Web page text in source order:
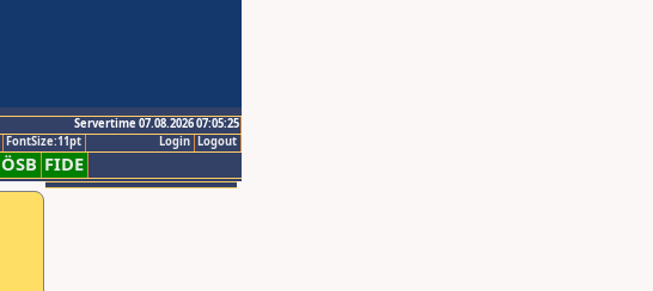
Servertime 07.08.2026 07:05:25
Logout
Login
FontSize:11pt
ÖSB FIDE